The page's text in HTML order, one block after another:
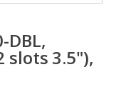
DBL,
slots 3.5"),